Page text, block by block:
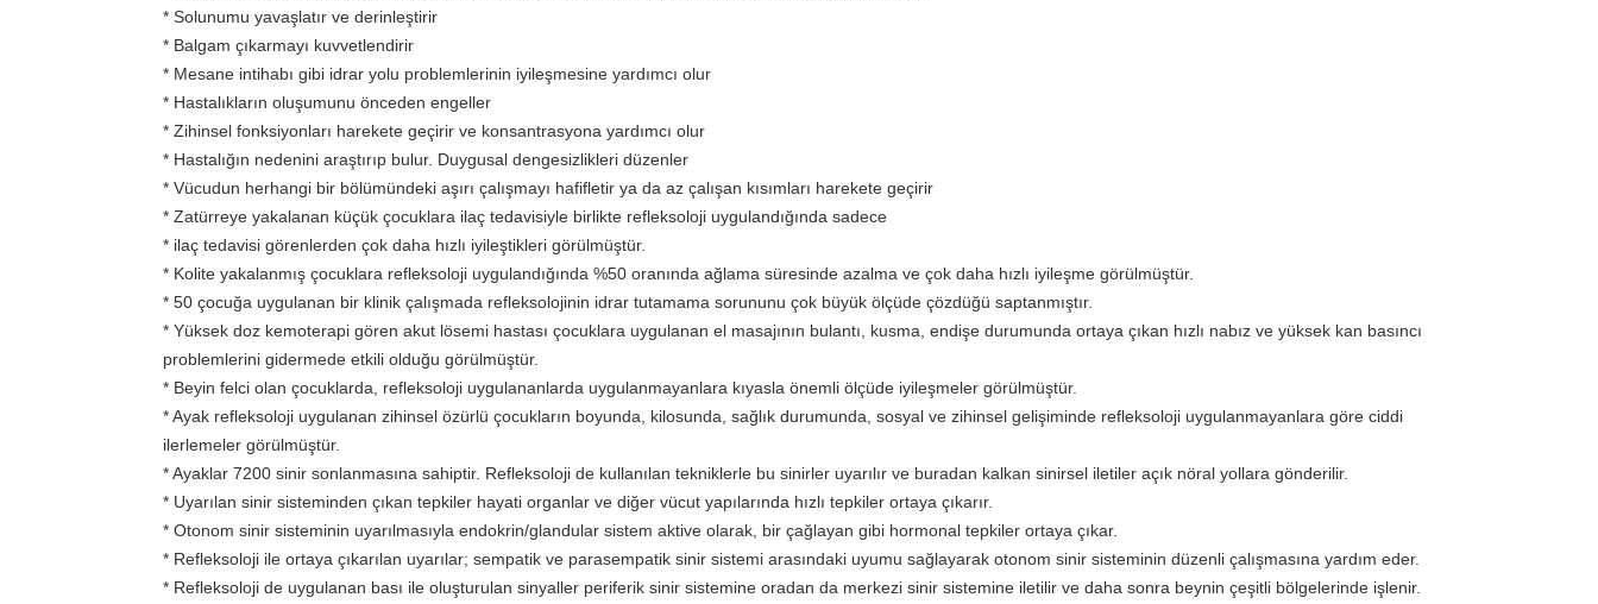
* Solunumu yavaşlatır ve derinleştirir
* Balgam çıkarmayı kuvvetlendirir
* Mesane intihabı gibi idrar yolu problemlerinin iyileşmesine yardımcı olur
* Hastalıkların oluşumunu önceden engeller
* Zihinsel fonksiyonları harekete geçirir ve konsantrasyona yardımcı olur
* Hastalığın nedenini araştırıp bulur. Duygusal dengesizlikleri düzenler
* Vücudun herhangi bir bölümündeki aşırı çalışmayı hafifletir ya da az çalışan kısımları harekete geçirir
* Zatürreye yakalanan küçük çocuklara ilaç tedavisiyle birlikte refleksoloji uygulandığında sadece
* ilaç tedavisi görenlerden çok daha hızlı iyileştikleri görülmüştür.
* Kolite yakalanmış çocuklara refleksoloji uygulandığında %50 oranında ağlama süresinde azalma ve çok daha hızlı iyileşme görülmüştür.
* 50 çocuğa uygulanan bir klinik çalışmada refleksolojinin idrar tutamama sorununu çok büyük ölçüde çözdüğü saptanmıştır.
* Yüksek doz kemoterapi gören akut lösemi hastası çocuklara uygulanan el masajının bulantı, kusma, endişe durumunda ortaya çıkan hızlı nabız ve yüksek kan basıncı
problemlerini gidermede etkili olduğu görülmüştür.
* Beyin felci olan çocuklarda, refleksoloji uygulananlarda uygulanmayanlara kıyasla önemli ölçüde iyileşmeler görülmüştür.
* Ayak refleksoloji uygulanan zihinsel özürlü çocukların boyunda, kilosunda, sağlık durumunda, sosyal ve zihinsel gelişiminde refleksoloji uygulanmayanlara göre ciddi
ilerlemeler görülmüştür.
* Ayaklar 7200 sinir sonlanmasına sahiptir. Refleksoloji de kullanılan tekniklerle bu sinirler uyarılır ve buradan kalkan sinirsel iletiler açık nöral yollara gönderilir.
* Uyarılan sinir sisteminden çıkan tepkiler hayati organlar ve diğer vücut yapılarında hızlı tepkiler ortaya çıkarır.
* Otonom sinir sisteminin uyarılmasıyla endokrin/glandular sistem aktive olarak, bir çağlayan gibi hormonal tepkiler ortaya çıkar.
* Refleksoloji ile ortaya çıkarılan uyarılar; sempatik ve parasempatik sinir sistemi arasındaki uyumu sağlayarak otonom sinir sisteminin düzenli çalışmasına yardım eder.
* Refleksoloji de uygulanan bası ile oluşturulan sinyaller periferik sinir sistemine oradan da merkezi sinir sistemine iletilir ve daha sonra beynin çeşitli bölgelerinde işlenir.